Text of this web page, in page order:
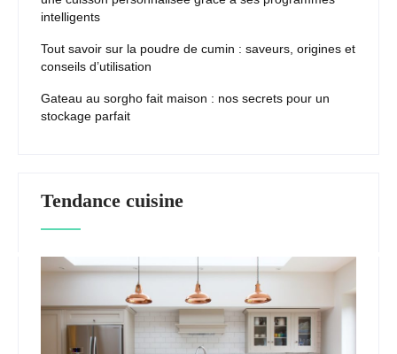
intelligents
Tout savoir sur la poudre de cumin : saveurs, origines et
conseils d’utilisation
Gateau au sorgho fait maison : nos secrets pour un
stockage parfait
Tendance cuisine